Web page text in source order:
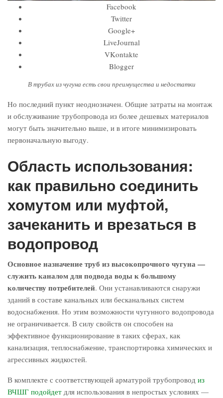
Facebook
Twitter
Google+
LiveJournal
VKontakte
Blogger
В трубах из чугуна есть свои преимущества и недостатки
Но последний пункт неоднозначен. Общие затраты на монтаж
и обслуживание трубопровода из более дешевых материалов
могут быть значительно выше, и в итоге минимизировать
первоначальную выгоду.
Область использования:
как правильно соединить
хомутом или муфтой,
зачеканить и врезаться в
водопровод
Основное назначение труб из высокопрочного чугуна —
служить каналом для подвода воды к большому
количеству потребителей. Они устанавливаются снаружи
зданий в составе канальных или бесканальных систем
водоснабжения. Но этим возможности чугунного водопровода
не ограничивается. В силу свойств он способен на
эффективное функционирование в таких сферах, как
канализация, теплоснабжение, транспортировка химических и
агрессивных жидкостей.
В комплекте с соответствующей арматурой трубопровод из
ВЧШГ подойдет для использования в непростых условиях —